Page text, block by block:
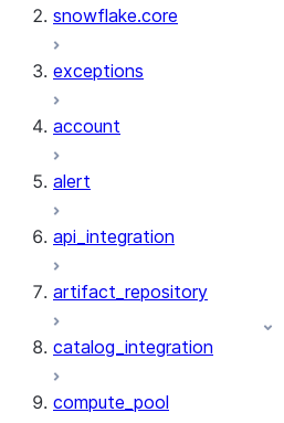
snowflake.core
exceptions
account
alert
api_integration
artifact_repository
catalog_integration
compute_pool